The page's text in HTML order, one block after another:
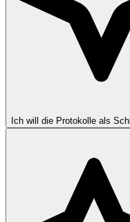
Ich will die Protokolle als